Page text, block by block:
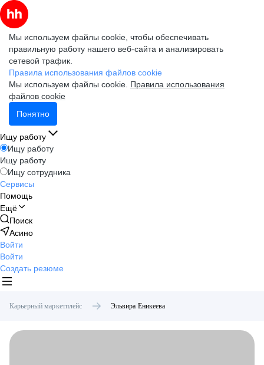
Мы используем файлы cookie, чтобы обеспечивать
правильную работу нашего веб-сайта и анализировать
сетевой трафик.
Правила использования файлов cookie
Мы используем файлы cookie. Правила использования
файлов cookie
Понятно
Ищу работу
Ищу работу
Ищу работу
Ищу сотрудника
Сервисы
Помощь
Ещё
Поиск
Асино
Войти
Войти
Создать резюме
Карьерный маркетплейс Эльвира Еникеева